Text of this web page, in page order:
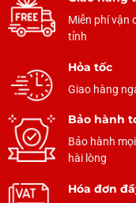
Miễn phí vận
tỉnh
Hỏa tốc
Giao hàng
Bảo hành
Bảo hành
hài lòng
Hóa đơn